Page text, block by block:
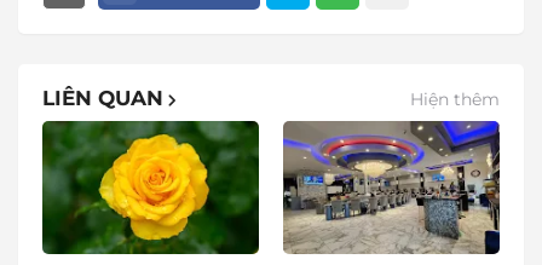
LIÊN QUAN Hiện thêm